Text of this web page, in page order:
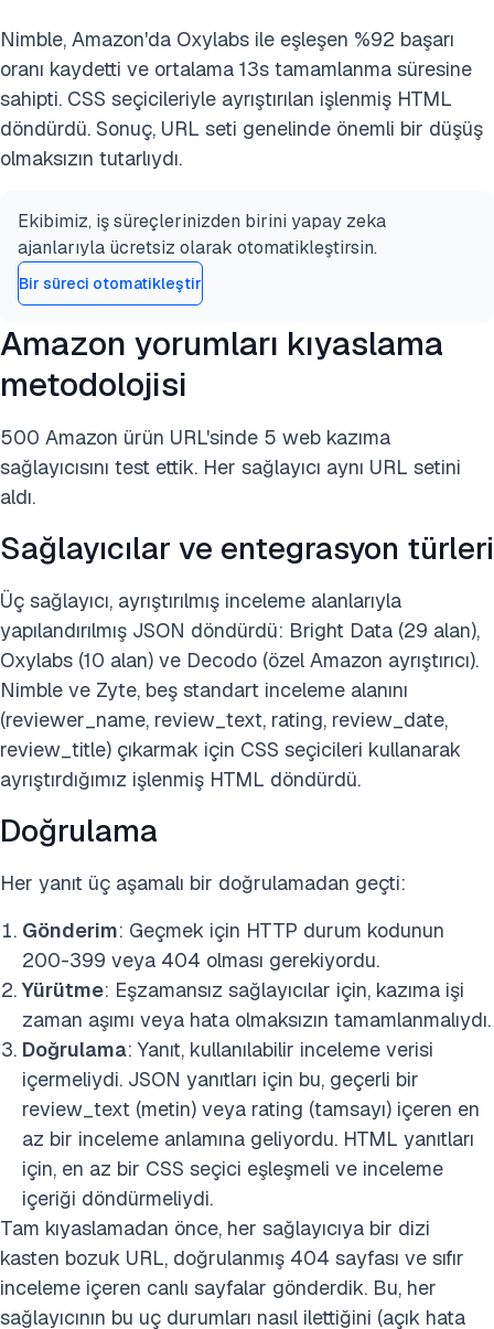
Nimble, Amazon'da Oxylabs ile eşleşen %92 başarı
oranı kaydetti ve ortalama 13s tamamlanma süresine
sahipti. CSS seçicileriyle ayrıştırılan işlenmiş HTML
döndürdü. Sonuç, URL seti genelinde önemli bir düşüş
olmaksızın tutarlıydı.
Ekibimiz, iş süreçlerinizden birini yapay zeka
ajanlarıyla ücretsiz olarak otomatikleştirsin.
Bir süreci otomatikleştir
Amazon yorumları kıyaslama
metodolojisi
500 Amazon ürün URL'sinde 5 web kazıma
sağlayıcısını test ettik. Her sağlayıcı aynı URL setini
aldı.
Sağlayıcılar ve entegrasyon türleri
Üç sağlayıcı, ayrıştırılmış inceleme alanlarıyla
yapılandırılmış JSON döndürdü: Bright Data (29 alan),
Oxylabs (10 alan) ve Decodo (özel Amazon ayrıştırıcı).
Nimble ve Zyte, beş standart inceleme alanını
(reviewer_name, review_text, rating, review_date,
review_title) çıkarmak için CSS seçicileri kullanarak
ayrıştırdığımız işlenmiş HTML döndürdü.
Doğrulama
Her yanıt üç aşamalı bir doğrulamadan geçti:
Gönderim: Geçmek için HTTP durum kodunun
200-399 veya 404 olması gerekiyordu.
Yürütme: Eşzamansız sağlayıcılar için, kazıma işi
zaman aşımı veya hata olmaksızın tamamlanmalıydı.
Doğrulama: Yanıt, kullanılabilir inceleme verisi
içermeliydi. JSON yanıtları için bu, geçerli bir
review_text (metin) veya rating (tamsayı) içeren en
az bir inceleme anlamına geliyordu. HTML yanıtları
için, en az bir CSS seçici eşleşmeli ve inceleme
içeriği döndürmeliydi.
Tam kıyaslamadan önce, her sağlayıcıya bir dizi
kasten bozuk URL, doğrulanmış 404 sayfası ve sıfır
inceleme içeren canlı sayfalar gönderdik. Bu, her
sağlayıcının bu uç durumları nasıl ilettiğini (açık hata